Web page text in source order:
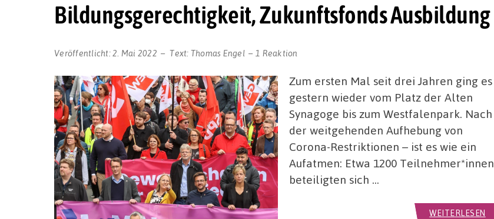
Bildungsgerechtigkeit, Zukunftsfonds Ausbildung
Veröffentlicht:2. Mai 2022 Text: Thomas Engel 1 Reaktion
Zum ersten Mal seit drei Jahren ging es
gestern wieder vom Platz der Alten
Synagoge bis zum Westfalenpark. Nach
der weitgehenden Aufhebung von
Corona-Restriktionen – ist es wie ein
Aufatmen: Etwa 1200 Teilnehmer*innen
beteiligten sich …
WEITERLESEN